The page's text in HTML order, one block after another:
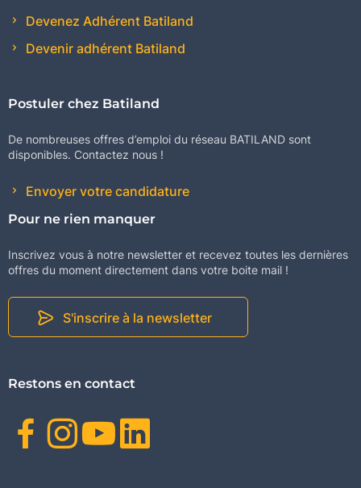
Devenez Adhérent Batiland
Devenir adhérent Batiland
Postuler chez Batiland
De nombreuses offres d’emploi du réseau BATILAND sont
disponibles. Contactez nous !
Envoyer votre candidature
Pour ne rien manquer
Inscrivez vous à notre newsletter et recevez toutes les dernières
offres du moment directement dans votre boite mail !
S'inscrire à la newsletter
Restons en contact
Facebook
Instagram
Youtube